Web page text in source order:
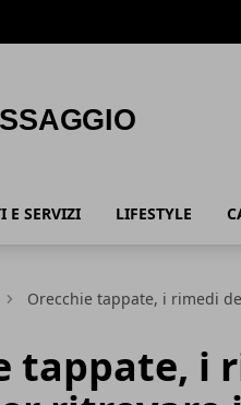
E SERVIZI LIFESTYLE
Orecchie tappate, i rimedi
tappate, i